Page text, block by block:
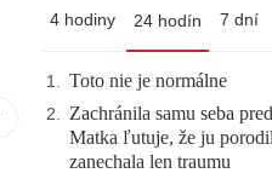
4 hodiny 24 hodín 7 dní
1. Toto nie je normálne
2. Zachránila samu seba
Matka ľutuje, že ju
zanechala len traumu